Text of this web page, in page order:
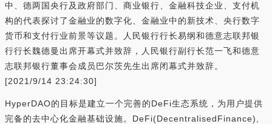
中、德两国央行及政府部门、商业银行、金融科技企业、支付机
构的代表探讨了金融业的数字化、金融业中的新技术、央行数字
货币和支付行业前景等议题。人民银行行长易纲和德意志联邦银
行行长魏德曼出席开幕式并致辞，人民银行副行长范一飞和德意
志联邦银行董事会成员巴尔茨先生出席闭幕式并致辞。
[2021/9/14 23:24:30]
HyperDAO的目标是建立一个完善的DeFi生态系统，为用户提供
完备的去中心化金融基础设施。DeFi(DecentralisedFinance),